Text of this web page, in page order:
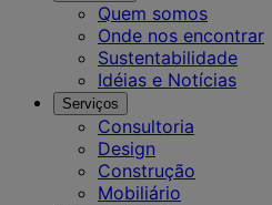
Quem somos
Onde nos encontrar
Sustentabilidade
Idéias e Notícias
Serviços
Consultoria
Design
Construção
Mobiliário